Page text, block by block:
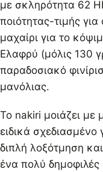
με σκληρότητα 62
ποιότητας-τιμής
μαχαίρι για το
Ελαφρύ (μόλις 130
παραδοσιακό
μανόλιας.
Το nakiri μοιάζει με
ειδικά σχεδιασμένο
διπλή λοξότμηση
ένα πολύ